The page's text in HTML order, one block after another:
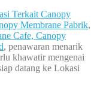
Terkait Canopy
Membrane Pabrik,
Cafe, Canopy
, penawaran menarik
khawatir mengenai
datang ke Lokasi